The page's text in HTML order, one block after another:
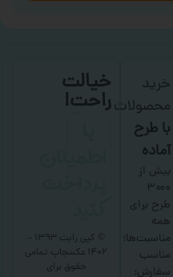
خرید
محصولات
با طرح
آماده
بیش از
۳۰۰۰
طرح برای
همه
مناسبت‌ها؛
مناسب
سفارش:
خیالت
راحت!
۱۴۰۲ عکسچاپ
تمامی
حقوق برای